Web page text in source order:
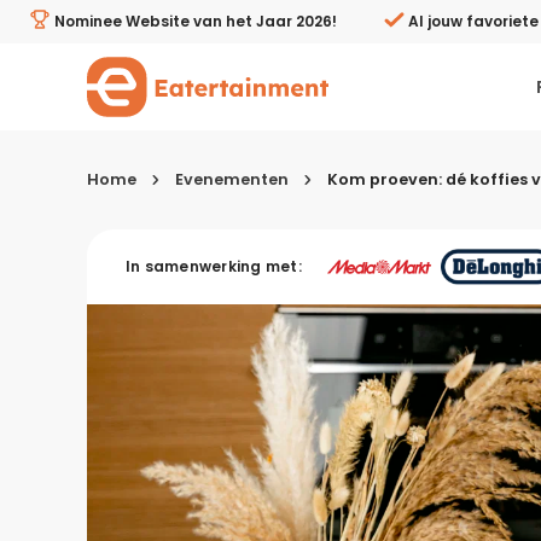
Kom proeven: dé koffies voor de herfst en winter -
Nominee Website van het Jaar 2026! Al jouw
Kies je menugang
Ontbijt
Lunch & brunch
Tussendoortjes
Voor- & tussengerechten
Home Evenementen Kom proeven: dé koffies
In samenwerking met: